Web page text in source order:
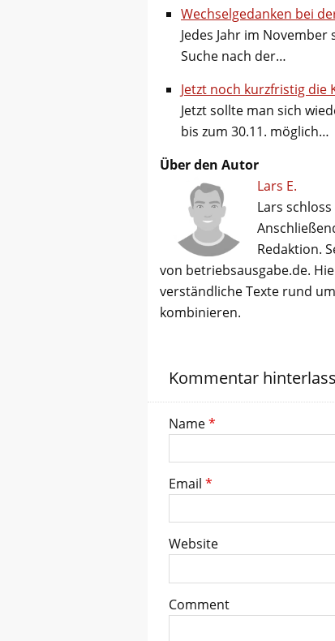
Wechselgedanken bei
Jedes Jahr im
Suche nach der…
Jetzt noch kurzfristig die
Jetzt sollte man sich
bis zum 30.11. möglich…
Über den Autor
Lars E.
Lars
Redaktion.
von betriebsausgabe.de.
verständliche Texte rund
kombinieren.
Kommentar
Name*
Email *
Website
Comment